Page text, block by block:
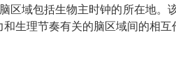
域包括生物主时钟的所在地。
生理节奏有关的脑区域间的相互